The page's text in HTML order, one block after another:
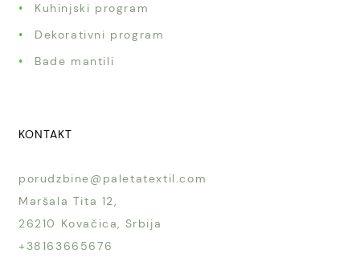
Kuhinjski program
Dekorativni program
Bade mantili
KONTAKT
porudzbine@paletatextil.com
Maršala Tita 12,
26210 Kovačica, Srbija
+38163665676